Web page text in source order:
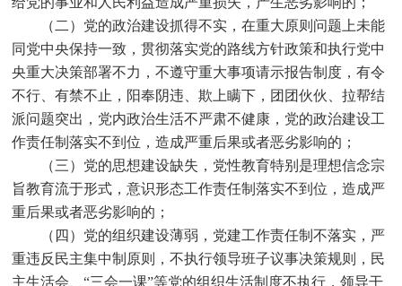
（二）党的政治建设抓得不实，在重大原则问题上未能
同党中央保持一致，贯彻落实党的路线方针政策和执行党中
央重大决策部署不力，不遵守重大事项请示报告制度，有令
不行、有禁不止，阳奉阴违、欺上瞒下，团团伙伙、拉帮结
派问题突出，党内政治生活不严肃不健康，党的政治建设工
作责任制落实不到位，造成严重后果或者恶劣影响的；
（三）党的思想建设缺失，党性教育特别是理想信念宗
旨教育流于形式，意识形态工作责任制落实不到位，造成严
重后果或者恶劣影响的；
（四）党的组织建设薄弱，党建工作责任制不落实，严
重违反民主集中制原则，不执行领导班子议事决策规则，民
主生活会、“三会一课”等党的组织生活制度不执行，领导干